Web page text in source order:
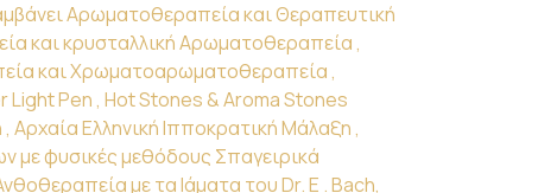
Αρωματοθεραπεία και Θεραπευτική
και κρυσταλλική Αρωματοθεραπεία ,
και Χρωματοαρωματοθεραπεία ,
Light Pen , Hot Stones & Aroma Stones
Ελληνική Ιπποκρατική Μάλαξη ,
με φυσικές μεθόδους Σπαγειρικά
με τα Ιάματα του Dr. E . Bach,